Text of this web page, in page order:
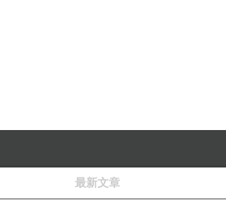
最新文章